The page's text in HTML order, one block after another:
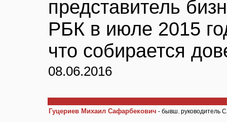
представитель
РБК в июле 2015
что собирается
08.06.2016
Гуцериев Михаил Сафарбекович - бывш. руководитель